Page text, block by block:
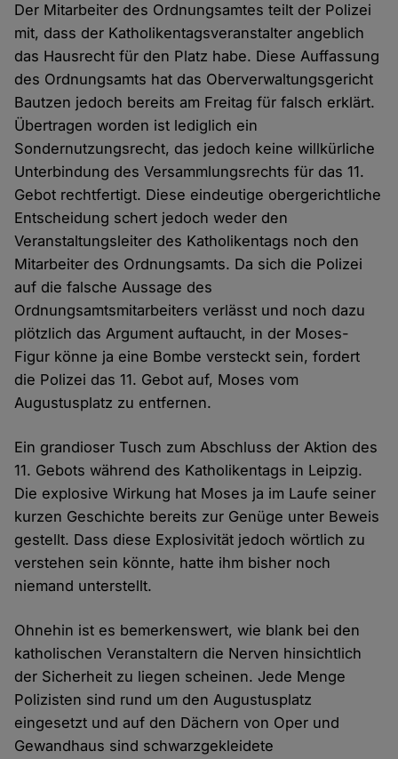
Der Mitarbeiter des Ordnungsamtes teilt der Polizei
mit, dass der Katholikentagsveranstalter angeblich
das Hausrecht für den Platz habe. Diese Auffassung
des Ordnungsamts hat das Oberverwaltungsgericht
Bautzen jedoch bereits am Freitag für falsch erklärt.
Übertragen worden ist lediglich ein
Sondernutzungsrecht, das jedoch keine willkürliche
Unterbindung des Versammlungsrechts für das 11.
Gebot rechtfertigt. Diese eindeutige obergerichtliche
Entscheidung schert jedoch weder den
Veranstaltungsleiter des Katholikentags noch den
Mitarbeiter des Ordnungsamts. Da sich die Polizei
auf die falsche Aussage des
Ordnungsamtsmitarbeiters verlässt und noch dazu
plötzlich das Argument auftaucht, in der Moses-
Figur könne ja eine Bombe versteckt sein, fordert
die Polizei das 11. Gebot auf, Moses vom
Augustusplatz zu entfernen.
Ein grandioser Tusch zum Abschluss der Aktion des
11. Gebots während des Katholikentags in Leipzig.
Die explosive Wirkung hat Moses ja im Laufe seiner
kurzen Geschichte bereits zur Genüge unter Beweis
gestellt. Dass diese Explosivität jedoch wörtlich zu
verstehen sein könnte, hatte ihm bisher noch
niemand unterstellt.
Ohnehin ist es bemerkenswert, wie blank bei den
katholischen Veranstaltern die Nerven hinsichtlich
der Sicherheit zu liegen scheinen. Jede Menge
Polizisten sind rund um den Augustusplatz
eingesetzt und auf den Dächern von Oper und
Gewandhaus sind schwarzgekleidete